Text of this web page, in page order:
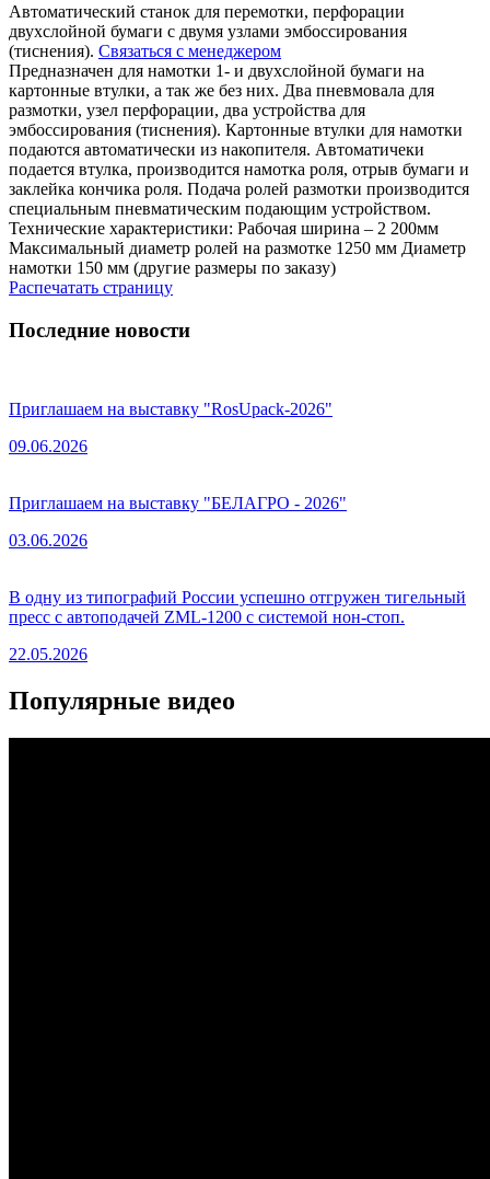
Автоматический станок для перемотки, перфорации
двухслойной бумаги с двумя узлами эмбоссирования
(тиснения). Связаться с менеджером
Предназначен для намотки 1- и двухслойной бумаги на
картонные втулки, а так же без них. Два пневмовала для
размотки, узел перфорации, два устройства для
эмбоссирования (тиснения). Картонные втулки для намотки
подаются автоматически из накопителя. Автоматичеки
подается втулка, производится намотка роля, отрыв бумаги и
заклейка кончика роля. Подача ролей размотки производится
специальным пневматическим подающим устройством.
Технические характеристики: Рабочая ширина – 2 200мм
Максимальный диаметр ролей на размотке 1250 мм Диаметр
намотки 150 мм (другие размеры по заказу)
Распечатать страницу
Последние новости
Приглашаем на выставку "RosUpack-2026"
09.06.2026
Приглашаем на выставку "БЕЛАГРО - 2026"
03.06.2026
В одну из типографий России успешно отгружен тигельный
пресс с автоподачей ZML-1200 с системой нон-стоп.
22.05.2026
Популярные видео